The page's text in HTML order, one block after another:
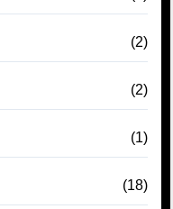
(2)
(2)
(1)
(18)